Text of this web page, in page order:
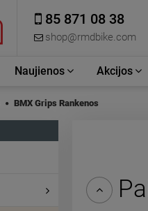
85 871 08 38
shop@rmdbike.com
Naujienos Akcijos
BMX Grips Rankenos